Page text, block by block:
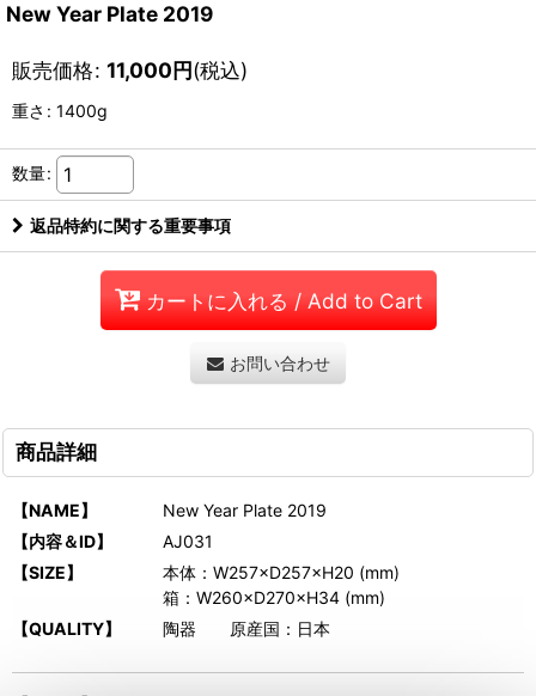
New Year Plate 2019
販売価格: 11,000円(税込)
重さ : 1400g
数量:
返品特約に関する重要事項
カートに入れる / Add to Cart
お問い合わせ
商品詳細
【NAME】
New Year Plate 2019
【内容＆ID】
AJ031
【SIZE】
本体：W257×D257×H20 (mm)
箱：W260×D270×H34 (mm)
【QUALITY】
陶器 原産国：日本